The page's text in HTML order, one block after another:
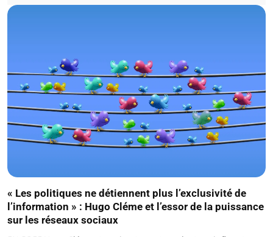
« Les politiques ne détiennent plus l’exclusivité de
l’information » : Hugo Cléme et l’essor de la puissance
sur les réseaux sociaux